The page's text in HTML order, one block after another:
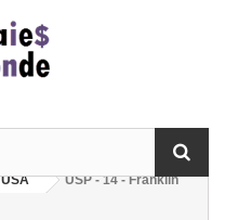
USP - 14 - Franklin